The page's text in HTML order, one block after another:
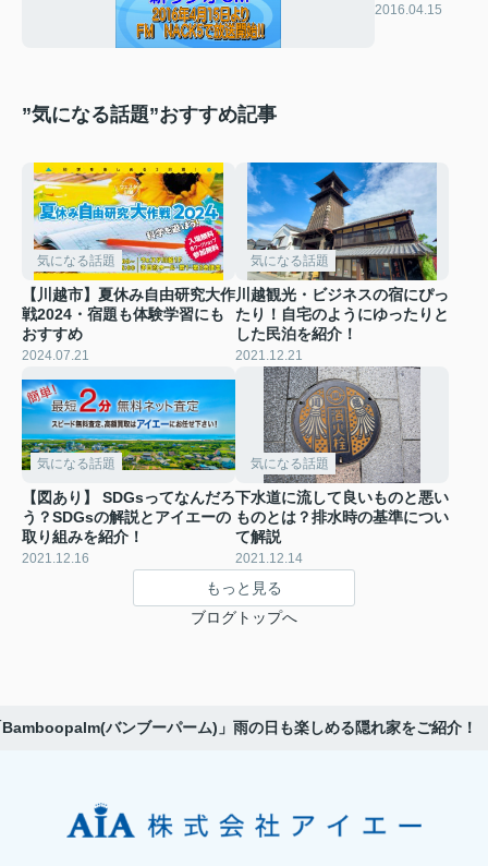
CM放送開
2016.04.15
”気になる話題”おすすめ記事
気になる話題
【川越市】夏休み自由研究大作
戦2024・宿題も体験学習にも
おすすめ
2024.07.21
気になる話題
川越観光・ビジネスの宿にぴっ
たり！自宅のようにゆったりと
した民泊を紹介！
2021.12.21
気になる話題
【図あり】 SDGsってなんだろ
う？SDGsの解説とアイエーの
取り組みを紹介！
2021.12.16
気になる話題
下水道に流して良いものと悪い
ものとは？排水時の基準につい
て解説
2021.12.14
もっと見る
ブログトップへ
バンブーパーム)」雨の日も楽しめる隠れ家をご紹介！